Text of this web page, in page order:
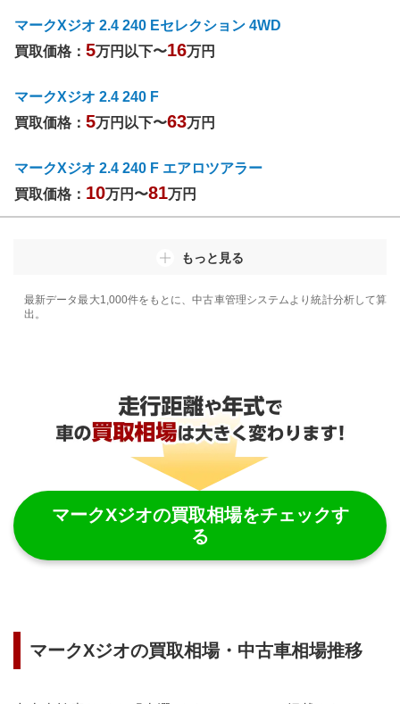
マークXジオ 2.4 240 Eセレクション 4WD
買取価格： 5万円以下〜16万円
マークXジオ 2.4 240 F
買取価格： 5万円以下〜63万円
マークXジオ 2.4 240 F エアロツアラー
買取価格： 10万円〜81万円
もっと見る
最新データ最大1,000件をもとに、中古車管理システムより統計分析して算
出。
マークXジオの買取相場をチェックす
る
マークXジオの買取相場・中古車相場推移